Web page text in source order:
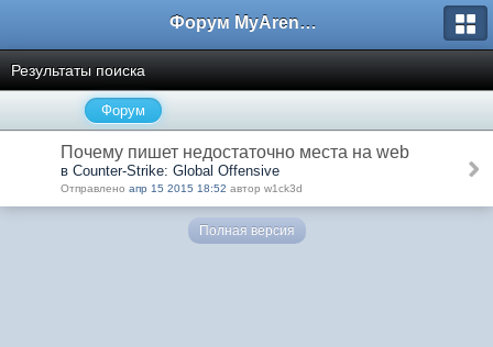
Форум MyArena.ru
Результаты поиска
Форум
Почему пишет недостаточно места на web
в Counter-Strike: Global Offensive
Отправлено апр 15 2015 18:52 автор w1ck3d
Полная версия